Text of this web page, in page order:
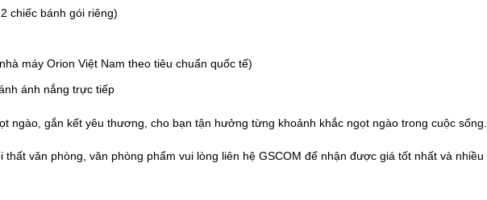
chiếc bánh gói riêng)
máy Orion Việt Nam theo tiêu chuẩn quốc tế)
ánh nắng trực tiếp
ngào, gắn kết yêu thương, cho bạn tận hưởng từng khoảnh khắc ngọt ngào trong cuộc sống.
văn phòng, văn phòng phẩm vui lòng liên hệ GSCOM để nhận được giá tốt nhất và